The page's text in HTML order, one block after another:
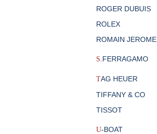
ROGER DUBUIS
ROLEX
ROMAIN JEROME
S .FERRAGAMO
TAG HEUER
TIFFANY & CO
TISSOT
U-BOAT